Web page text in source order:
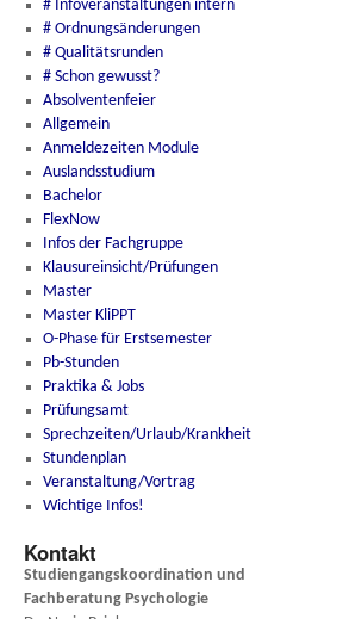
# Infoveranstaltungen intern
# Ordnungsänderungen
# Qualitätsrunden
# Schon gewusst?
Absolventenfeier
Allgemein
Anmeldezeiten Module
Auslandsstudium
Bachelor
FlexNow
Infos der Fachgruppe
Klausureinsicht/Prüfungen
Master
Master KliPPT
O-Phase für Erstsemester
Pb-Stunden
Praktika & Jobs
Prüfungsamt
Sprechzeiten/Urlaub/Krankheit
Stundenplan
Veranstaltung/Vortrag
Wichtige Infos!
Kontakt
Studiengangskoordination und
Fachberatung Psychologie